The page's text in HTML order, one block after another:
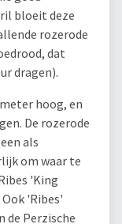
bloeit deze
rozerode
dat
dragen).
hoog, en
De rozerode
als
om waar te
'King
'Ribes'
de Perzische